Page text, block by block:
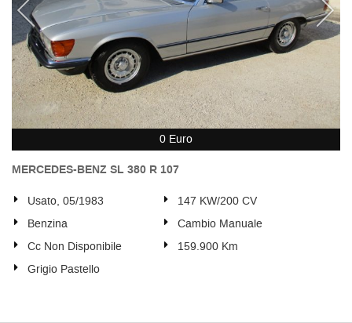
0 Euro
MERCEDES-BENZ SL 380 R 107
Usato, 05/1983
147 KW/200 CV
Benzina
Cambio Manuale
Cc Non Disponibile
159.900 Km
Grigio Pastello